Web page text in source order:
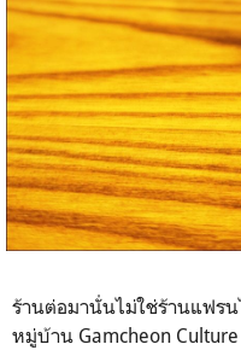
ร้านต่อมานั่นไม่ใช่ร้านแฟรน
หมู่บ้าน Gamcheon